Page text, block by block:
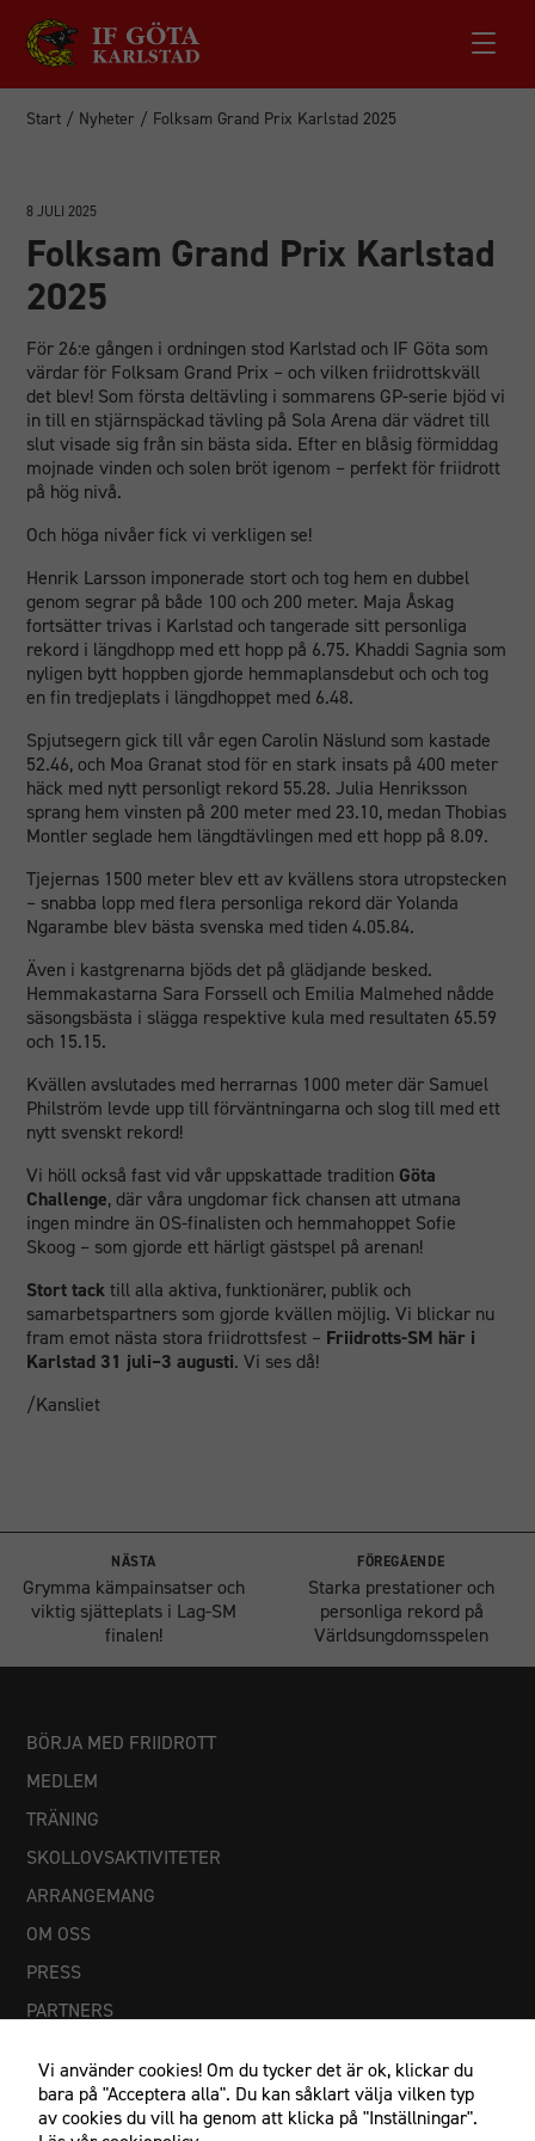
Start / Nyheter / Folksam Grand Prix Karlstad 2025
8 JULI 2025
Folksam Grand Prix Karlstad
2025
För 26:e gången i ordningen stod Karlstad och IF Göta som
värdar för Folksam Grand Prix – och vilken friidrottskväll
det blev! Som första deltävling i sommarens GP-serie bjöd vi
in till en stjärnspäckad tävling på Sola Arena där vädret till
slut visade sig från sin bästa sida. Efter en blåsig förmiddag
mojnade vinden och solen bröt igenom – perfekt för friidrott
på hög nivå.
Och höga nivåer fick vi verkligen se!
Henrik Larsson imponerade stort och tog hem en dubbel
genom segrar på både 100 och 200 meter. Maja Åskag
fortsätter trivas i Karlstad och tangerade sitt personliga
rekord i längdhopp med ett hopp på 6.75. Khaddi Sagnia som
nyligen bytt hoppben gjorde hemmaplansdebut och och tog
en fin tredjeplats i längdhoppet med 6.48.
Spjutsegern gick till vår egen Carolin Näslund som kastade
52.46, och Moa Granat stod för en stark insats på 400 meter
häck med nytt personligt rekord 55.28. Julia Henriksson
sprang hem vinsten på 200 meter med 23.10, medan Thobias
Montler seglade hem längdtävlingen med ett hopp på 8.09.
Tjejernas 1500 meter blev ett av kvällens stora utropstecken
– snabba lopp med flera personliga rekord där Yolanda
Ngarambe blev bästa svenska med tiden 4.05.84.
Även i kastgrenarna bjöds det på glädjande besked.
Hemmakastarna Sara Forssell och Emilia Malmehed nådde
säsongsbästa i slägga respektive kula med resultaten 65.59
och 15.15.
Kvällen avslutades med herrarnas 1000 meter där Samuel
Philström levde upp till förväntningarna och slog till med ett
nytt svenskt rekord!
Vi höll också fast vid vår uppskattade tradition Göta
Challenge, där våra ungdomar fick chansen att utmana
ingen mindre än OS-finalisten och hemmahoppet Sofie
Skoog – som gjorde ett härligt gästspel på arenan!
Stort tacktill alla aktiva, funktionärer, publik och
samarbetspartners som gjorde kvällen möjlig. Vi blickar nu
fram emot nästa stora friidrottsfest – Friidrotts-SM här i
Karlstad 31 juli–3 augusti. Vi ses då!
/Kansliet
NÄSTA
Grymma kämpainsatser och
viktig sjätteplats i Lag-SM
finalen!
FÖREGÅENDE
Starka prestationer och
personliga rekord på
Världsungdomsspelen
BÖRJA MED FRIIDROTT
MEDLEM
TRÄNING
SKOLLOVSAKTIVITETER
ARRANGEMANG
OM OSS
PRESS
PARTNERS
Vi använder cookies! Om du tycker det är ok, klickar du
bara på "Acceptera alla". Du kan såklart välja vilken typ
av cookies du vill ha genom att klicka på "Inställningar".
över huvud
taget ska
fungera.